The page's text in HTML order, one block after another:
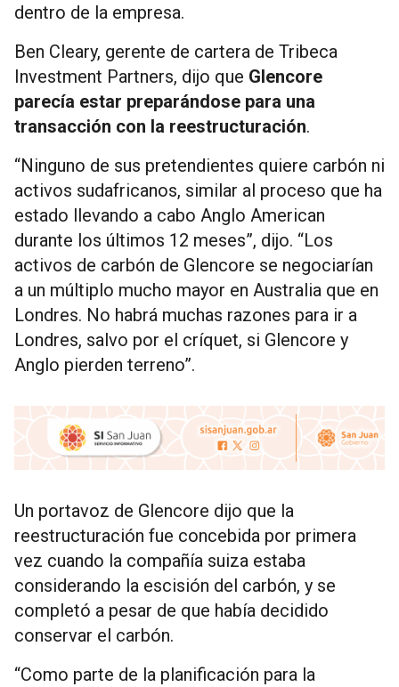
dentro de la empresa.
Ben Cleary, gerente de cartera de Tribeca
Investment Partners, dijo que Glencore
parecía estar preparándose para una
transacción con la reestructuración.
“Ninguno de sus pretendientes quiere carbón ni
activos sudafricanos, similar al proceso que ha
estado llevando a cabo Anglo American
durante los últimos 12 meses”, dijo. “Los
activos de carbón de Glencore se negociarían
a un múltiplo mucho mayor en Australia que en
Londres. No habrá muchas razones para ir a
Londres, salvo por el críquet, si Glencore y
Anglo pierden terreno”.
Un portavoz de Glencore dijo que la
reestructuración fue concebida por primera
vez cuando la compañía suiza estaba
considerando la escisión del carbón, y se
completó a pesar de que había decidido
conservar el carbón.
“Como parte de la planificación para la